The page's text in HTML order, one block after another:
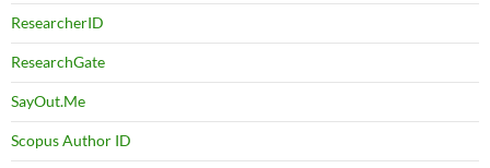
ResearcherID
ResearchGate
SayOut.Me
Scopus Author ID